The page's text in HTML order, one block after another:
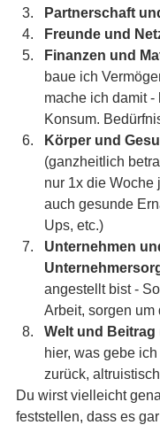
Partnerschaft
Freunde und
Finanzen und
baue ich
mache ich damit -
Konsum.
Körper und
(ganzheitlich
nur 1x die Woche
auch gesunde
Ups, etc.)
Unternehmen
angestellt bist -
Arbeit, sorgen um
Welt und Beitrag
hier, was gebe
zurück,
Du wirst vielleicht
feststellen, dass es